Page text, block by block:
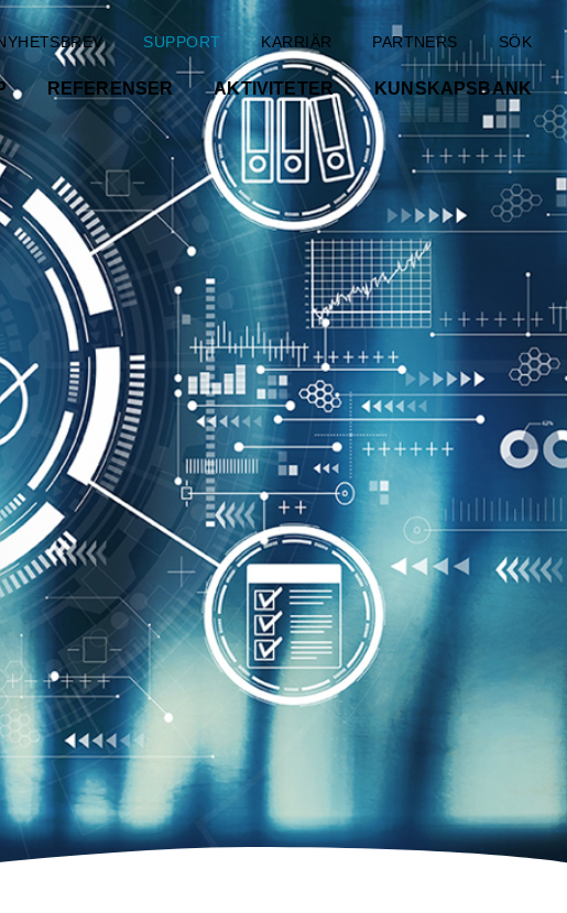
SUPPORT KARRIÄR PARTNERS SÖK
REFERENSER AKTIVITETER KUNSKAPSBANK